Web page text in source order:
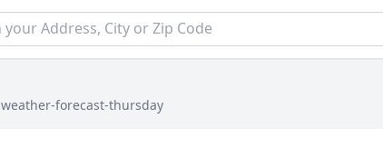
weather-forecast-thursday